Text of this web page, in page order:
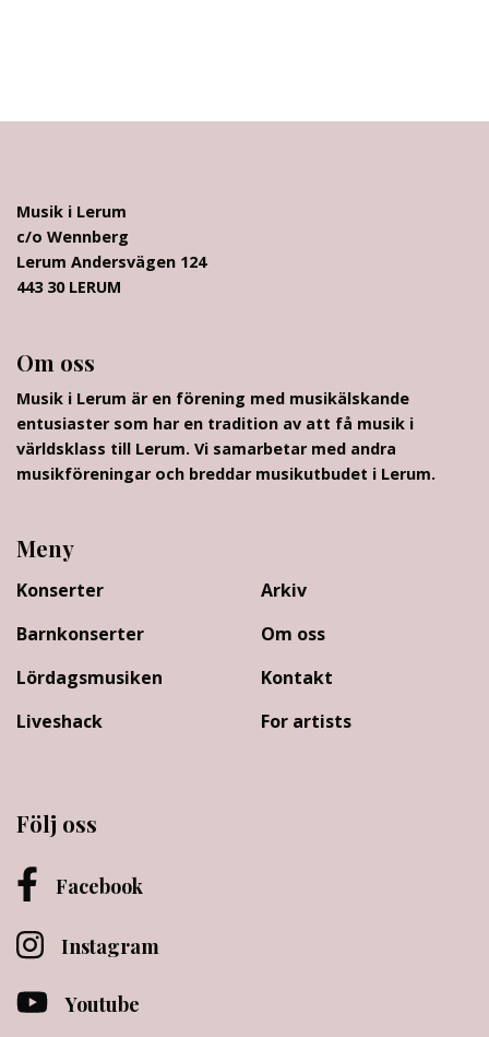
Musik i Lerum
c/o Wennberg
Lerum Andersvägen 124
443 30 LERUM
Om oss
Musik i Lerum är en förening med musikälskande
entusiaster som har en tradition av att få musik i
världsklass till Lerum. Vi samarbetar med andra
musikföreningar och breddar musikutbudet i Lerum.
Meny
Konserter
Barnkonserter
Lördagsmusiken
Liveshack
Arkiv
Om oss
Kontakt
For artists
Följ oss
Facebook
Instagram
Youtube